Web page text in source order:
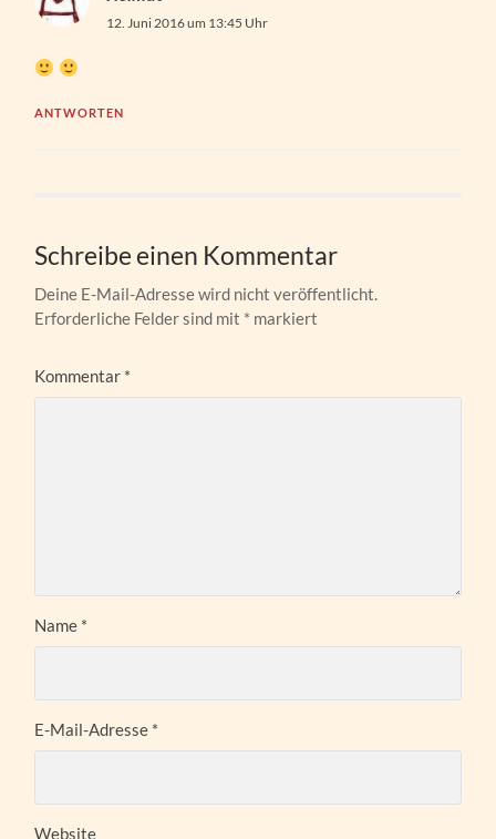
12. Juni 2016 um 13:45 Uhr
ANTWORTEN
Schreibe einen Kommentar
Deine E-Mail-Adresse wird nicht veröffentlicht.
Erforderliche Felder sind mit * markiert
Kommentar *
Name *
E-Mail-Adresse *
Website